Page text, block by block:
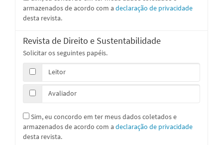
armazenados de acordo com a declaração de privacidade
desta revista.
Revista de Direito e Sustentabilidade
Solicitar os seguintes papéis.
Leitor
Avaliador
armazenados de acordo com a declaração de privacidade
desta revista.